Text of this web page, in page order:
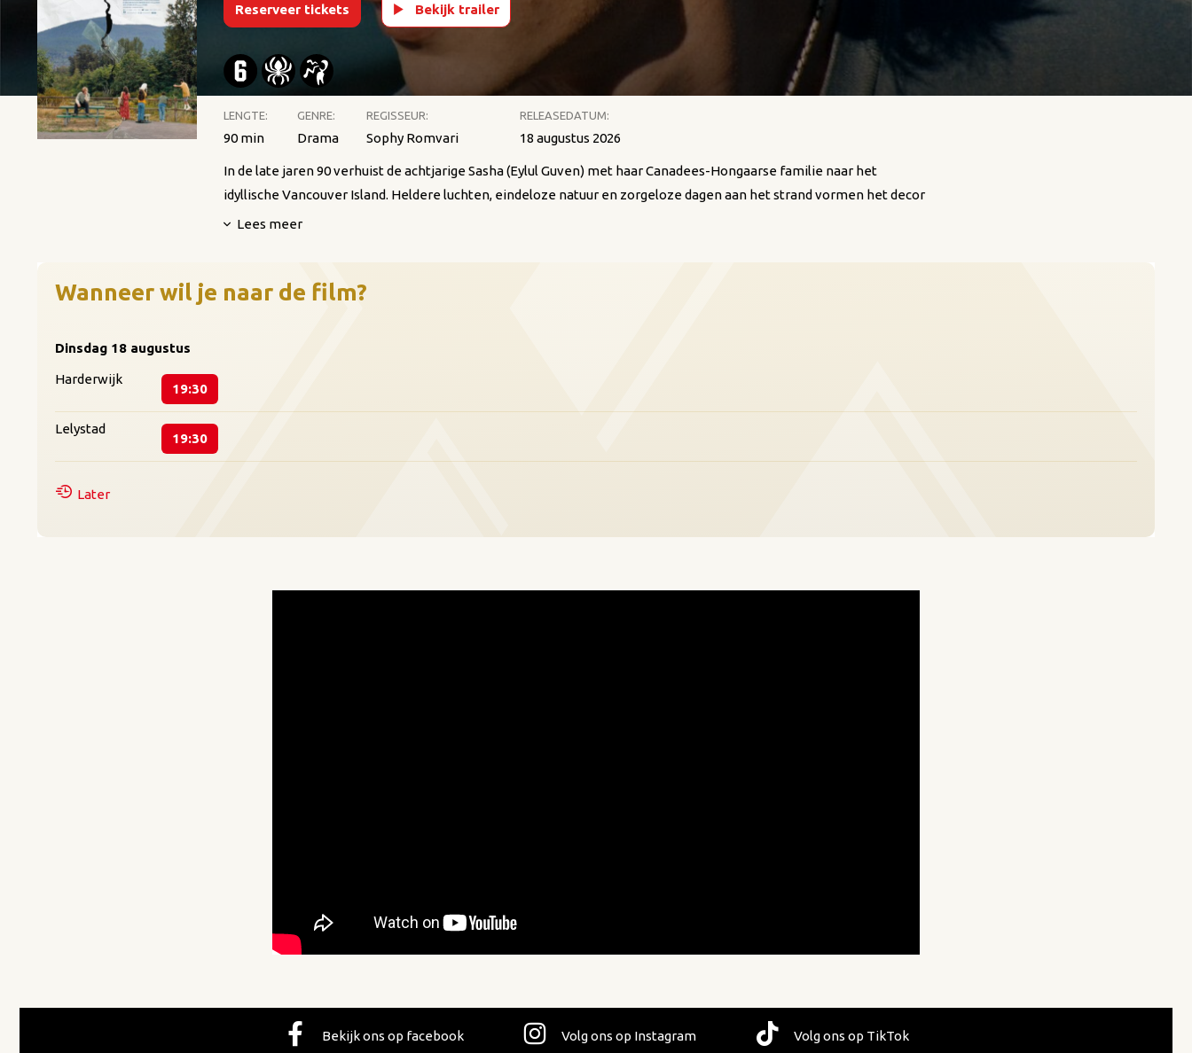
Reserveer tickets Bekijk trailer
LENGTE: GENRE: REGISSEUR: RELEASEDATUM:
90 min Drama Sophy Romvari 18 augustus 2026
In de late jaren 90 verhuist de achtjarige Sasha (Eylul Guven) met haar Canadees-Hongaarse familie naar het
idyllische Vancouver Island. Heldere luchten, eindeloze natuur en zorgeloze dagen aan het strand vormen het decor
van haar jeugd. Ze speelt met haar broers, sluit voorzichtig vriendschappen en verkent de vrijheid van haar nieuwe
schaduw over hun nieuwe leven. Sasha begrijpt niet wat hem kwelt, maar zoekt toch zijn nabijheid. In een zeldzaam
Lees meer
Wanneer wil je naar de film?
Dinsdag 18 augustus
Harderwijk
19:30
Lelystad
19:30
Later
Bekijk ons op facebook Volg ons op Instagram Volg ons op TikTok